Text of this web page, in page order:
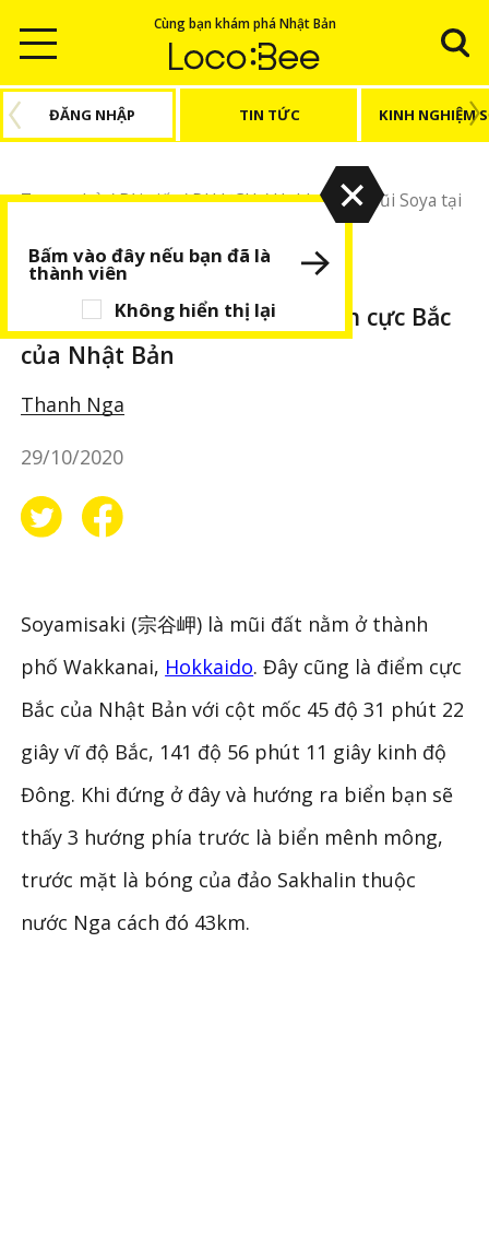
Cùng bạn khám phá Nhật Bản
ĐĂNG NHẬP TIN TỨC KINH NGHIỆM
Trang chủ/Bài viết/DU LỊCH/Hokkaido/ Mũi Soya tại
Hokkaido – điểm cực Bắc của Nhật Bản
DU LỊCH Hokkaido BÀI VIẾT NỔI BẬT
Mũi Soya tại Hokkaido – điểm cực Bắc
của Nhật Bản
Thanh Nga
29/10/2020
Soyamisaki (宗谷岬) là mũi đất nằm ở thành
phố Wakkanai, Hokkaido. Đây cũng là điểm cực
Bắc của Nhật Bản với cột mốc 45 độ 31 phút 22
giây vĩ độ Bắc, 141 độ 56 phút 11 giây kinh độ
Đông. Khi đứng ở đây và hướng ra biển bạn sẽ
thấy 3 hướng phía trước là biển mênh mông,
trước mặt là bóng của đảo Sakhalin thuộc
nước Nga cách đó 43km.
Không hiển thị lại
Bấm vào đây nếu bạn đã là
thành viên